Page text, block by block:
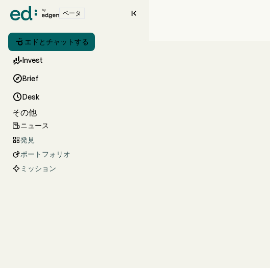
ベータ 
 エドとチャットする
Invest
Brief
Desk
その他
ニュース
発見
ポートフォリオ
ミッション